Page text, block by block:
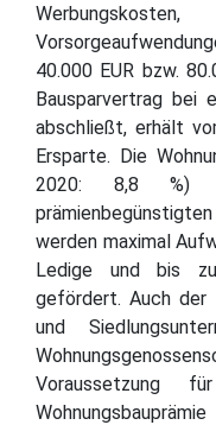
40.000 EUR bzw.
Bausparvertrag bei
abschließt, erhält
Ersparte. Die
2020: 8,8 %)
werden maximal
Ledige und bis
gefördert. Auch der
und
Voraussetzung